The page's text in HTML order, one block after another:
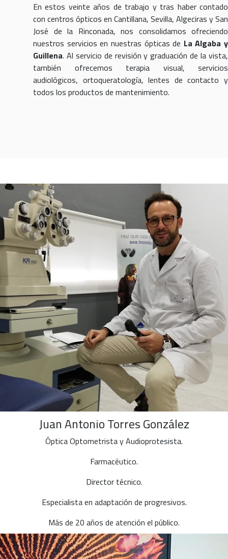
En estos veinte años de trabajo y tras haber contado
con centros ópticos en Cantillana, Sevilla, Algeciras y San
José de la Rinconada, nos consolidamos ofreciendo
nuestros servicios en nuestras ópticas de La Algaba y
Guillena. Al servicio de revisión y graduación de la vista,
también ofrecemos terapia visual, servicios
audiológicos, ortoqueratología, lentes de contacto y
todos los productos de mantenimiento.
Juan Antonio Torres González
Óptica Optometrista y Audioprotesista.
Farmacéutico.
Director técnico.
Especialista en adaptación de progresivos.
Más de 20 años de atención el público.